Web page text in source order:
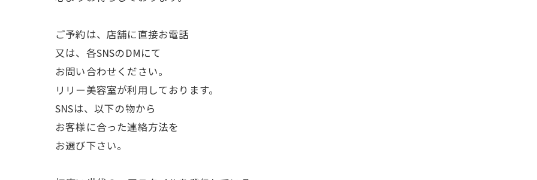
ご予約は、店舗に直接お電話
又は、各SNSのDMにて
お問い合わせください。
リリー美容室が利用しております。
SNSは、以下の物から
お客様に合った連絡方法を
お選び下さい。